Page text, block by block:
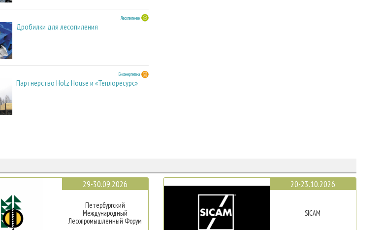
Лесопиление
Дробилки для лесопиления
Биоэнергетика
Партнерство Holz House и «Теплоресурс»
29-30.09.2026
Петербургский
Международный
Лесопромышленный Форум
20-23.10.2026
SICAM